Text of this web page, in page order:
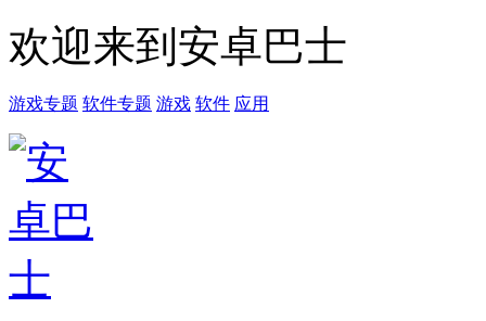
欢迎来到安卓巴士
游戏专题 软件专题 游戏 软件 应用